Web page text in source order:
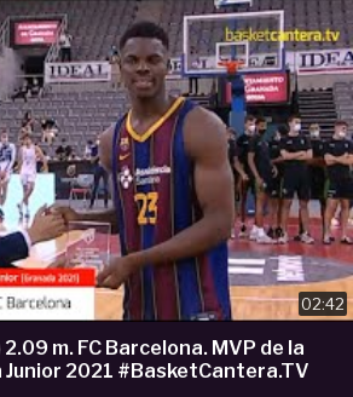
02:42
m. FC Barcelona. MVP de la
Junior 2021 #BasketCantera.TV